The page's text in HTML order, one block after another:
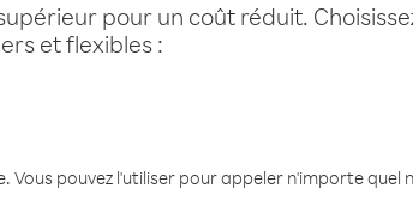
pour un coût réduit.
et flexibles :
pouvez l'utiliser pour appeler n'importe quel